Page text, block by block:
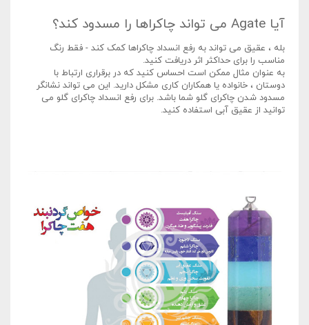
آیا Agate می تواند چاکراها را مسدود کند؟
بله ، عقیق می تواند به رفع انسداد چاکراها کمک کند - فقط رنگ
مناسب را برای حداکثر اثر دریافت کنید.
به عنوان مثال ممکن است احساس کنید که در برقراری ارتباط با
دوستان ، خانواده یا همکاران کاری مشکل دارید. این می تواند نشانگر
مسدود شدن چاکرای گلو شما باشد. برای رفع انسداد چاکرای گلو می
توانید از عقیق آبی استفاده کنید.